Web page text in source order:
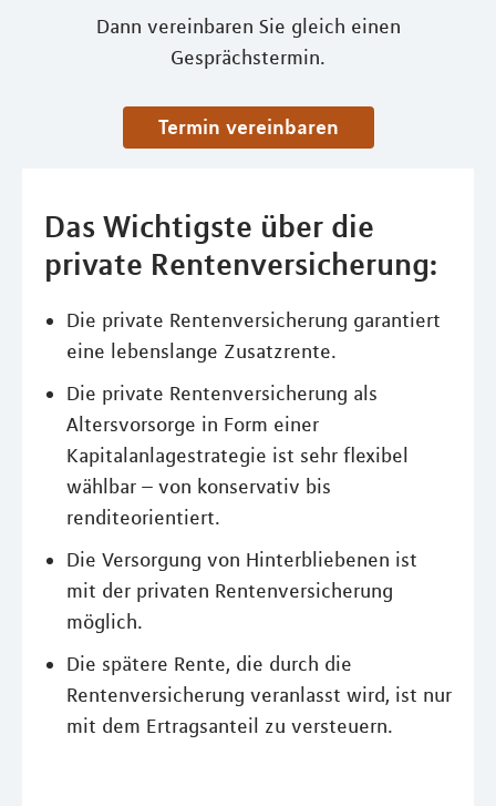
Dann vereinbaren Sie gleich einen
Gesprächstermin.
Termin vereinbaren
Das Wichtigste über die
private Rentenversicherung:
Die private Rentenversicherung garantiert
eine lebenslange Zusatzrente.
Die private Rentenversicherung als
Altersvorsorge in Form einer
Kapitalanlagestrategie ist sehr flexibel
wählbar – von konservativ bis
renditeorientiert.
Die Versorgung von Hinterbliebenen ist
mit der privaten Rentenversicherung
möglich.
Die spätere Rente, die durch die
Rentenversicherung veranlasst wird, ist nur
mit dem Ertragsanteil zu versteuern.